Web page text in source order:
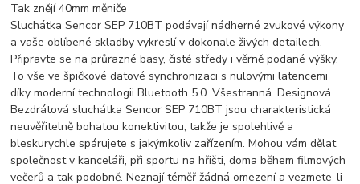
Tak znějí 40mm měniče
Sluchátka Sencor SEP 710BT podávají nádherné zvukové výkony
a vaše oblíbené skladby vykreslí v dokonale živých detailech.
Připravte se na průrazné basy, čisté středy i věrně podané výšky.
To vše ve špičkové datové synchronizaci s nulovými latencemi
díky moderní technologii Bluetooth 5.0. Všestranná. Designová.
Bezdrátová sluchátka Sencor SEP 710BT jsou charakteristická
neuvěřitelně bohatou konektivitou, takže je spolehlivě a
bleskurychle spárujete s jakýmkoliv zařízením. Mohou vám dělat
společnost v kanceláři, při sportu na hřišti, doma během filmových
večerů a tak podobně. Neznají téměř žádná omezení a vezmete-li